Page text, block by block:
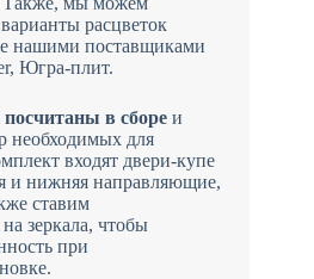
расцветок
нашими поставщиками
Югра-плит.
в сборе и
необходимых для
входят двери-купе
и нижняя направляющие,
ставим
зеркала, чтобы
при